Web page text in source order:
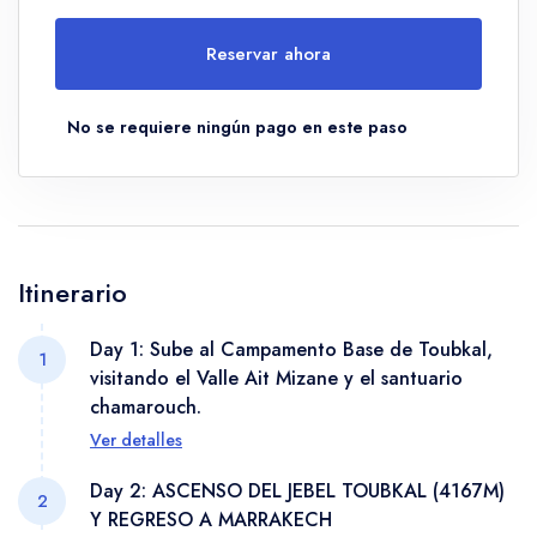
Reservar ahora
No se requiere ningún pago en este paso
Itinerario
1
Day 1: Sube al Campamento Base de Toubkal,
visitando el Valle Ait Mizane y el santuario
chamarouch.
nombres de lugares (Mount Toubkal, Imlil, Sahara,
Ver detalles
2
Day 2: ASCENSO DEL JEBEL TOUBKAL (4167M)
Y REGRESO A MARRAKECH